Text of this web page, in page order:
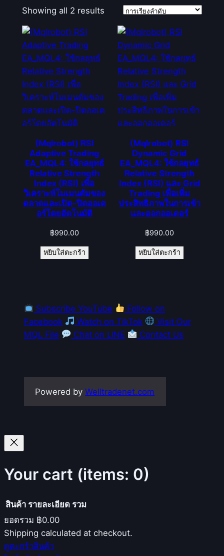
Showing all 2 results
(Mqlrobot) RSI
Adaptive Trading
EA_MQL4: ใช้กลยุทธ์
Relative Strength
Index (RSI) เพื่อ
วิเคราะห์โมเมนตัมของ
ตลาดและเปิด-ปิดออเด
อร์โดยอัตโนมัติ
฿990.00
หยิบใส่ตะกร้า
(Mqlrobot) RSI
Dynamic Grid
EA_MQL4: ใช้กลยุทธ์
Relative Strength
Index (RSI) และ Grid
Trading เพื่อเพิ่ม
ประสิทธิภาพในการเข้า
และออกออเดอร์
฿990.00
หยิบใส่ตะกร้า
Subscribe YouTube
Follow on
Facebook
Watch on TikTok
Visit Our
MQL File
Chat on LINE Contact Us
Powered byWelltradenet.com
Your cart (items: 0)
Products
สินค้า รายละเอียด รวม
ยอดรวม ฿0.00
Shipping calculated at checkout.
ดูตะกร้าสินค้า